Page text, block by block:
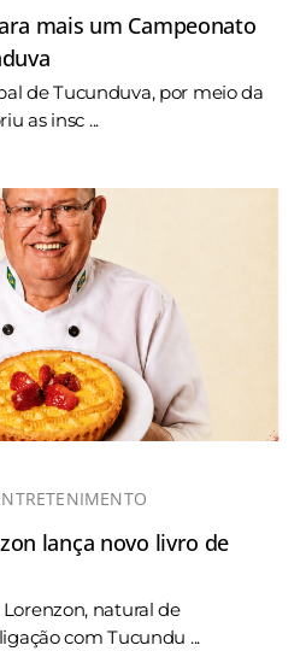
mais um Campeonato
de Tucunduva, por meio da
as insc ...
lança novo livro de
natural de
com Tucundu ...